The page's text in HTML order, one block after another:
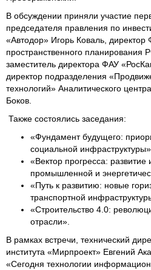
В обсуждении приняли участие
председателя правления по
«Автодор» Игорь Коваль,
пространственного планирования
заместитель директора ФАУ
директор подразделения
технологий» Аналитического
Боков.
Также состоялись заседания:
«Фундамент будущего:
социальной
«Вектор прогресса:
промышленной и
«Путь к развитию: новые
транспортной
«Строительство 4.0:
отрасли».
В рамках встречи, технический
института «Мирпроект» Евгений
«Сегодня технологии